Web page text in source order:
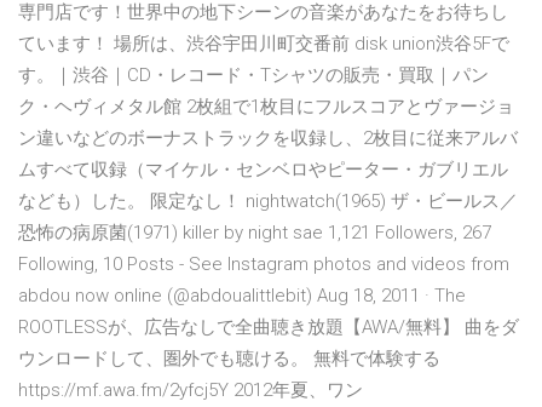
専門店です！世界中の地下シーンの音楽があなたをお待ちし
ています！ 場所は、渋谷宇田川町交番前 disk union渋谷5Fで
す。｜渋谷｜CD・レコード・Tシャツの販売・買取｜パン
ク・ヘヴィメタル館 2枚組で1枚目にフルスコアとヴァージョ
ン違いなどのボーナストラックを収録し、2枚目に従来アルバ
ムすべて収録（マイケル・センベロやピーター・ガブリエル
なども）した。 限定なし！ nightwatch(1965) ザ・ビールス／
恐怖の病原菌(1971) killer by night sae 1,121 Followers, 267
Following, 10 Posts - See Instagram photos and videos from
abdou now online (@abdoualittlebit) Aug 18, 2011 · The
ROOTLESSが、広告なしで全曲聴き放題【AWA/無料】 曲をダ
ウンロードして、圏外でも聴ける。 無料で体験する
https://mf.awa.fm/2yfcj5Y 2012年夏、ワン